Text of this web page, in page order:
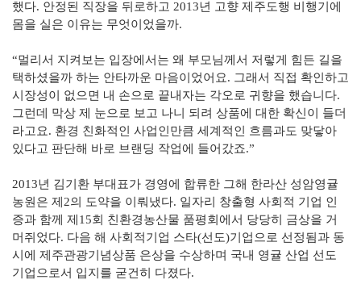
했다. 안정된 직장을 뒤로하고 2013년 고향 제주도행 비행기에
몸을 실은 이유는 무엇이었을까.
“멀리서 지켜보는 입장에서는 왜 부모님께서 저렇게 힘든 길을
택하셨을까 하는 안타까운 마음이었어요. 그래서 직접 확인하고
시장성이 없으면 내 손으로 끝내자는 각오로 귀향을 했습니다.
그런데 막상 제 눈으로 보고 나니 되려 상품에 대한 확신이 들더
라고요. 환경 친화적인 사업인만큼 세계적인 흐름과도 맞닿아
있다고 판단해 바로 브랜딩 작업에 들어갔죠.”
2013년 김기환 부대표가 경영에 합류한 그해 한라산 성암영귤
농원은 제2의 도약을 이뤄냈다. 일자리 창출형 사회적 기업 인
증과 함께 제15회 친환경농산물 품평회에서 당당히 금상을 거
머쥐었다. 다음 해 사회적기업 스타(선도)기업으로 선정됨과 동
시에 제주관광기념상품 은상을 수상하며 국내 영귤 산업 선도
기업으로서 입지를 굳건히 다졌다.